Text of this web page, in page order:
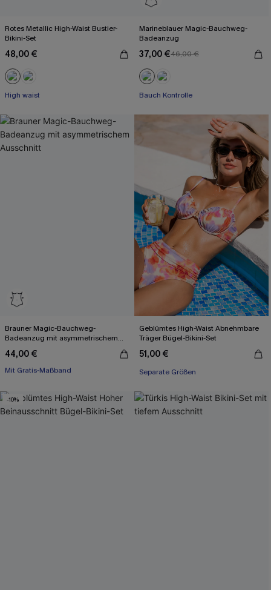
Rotes Metallic High-Waist Bustier-
Bikini-Set
48,00 €
High waist
Marineblauer Magic-Bauchweg-
Badeanzug
37,00 €46,00 €
Bauch Kontrolle
Brauner Magic-Bauchweg-
Badeanzug mit asymmetrischem
44,00 €
Mit Gratis-Maßband
Bauch Kontrolle
Geblümtes High-Waist Abnehmbare
Träger Bügel-Bikini-Set
51,00 €
Separate Größen
-10%